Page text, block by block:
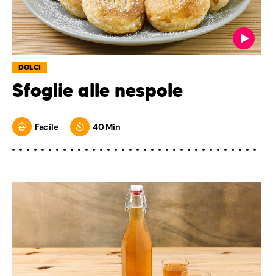
DOLCI
Sfoglie alle nespole
Facile 40 Min